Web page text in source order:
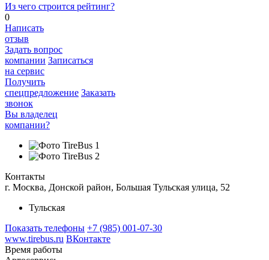
Из чего строится рейтинг?
0
Написать
отзыв
Задать вопрос
компании Записаться
на сервис
Получить
спецпредложение Заказать
звонок
Вы владелец
компании?
Контакты
г. Москва, Донской район, Большая Тульская улица, 52
Тульская
Показать телефоны +7 (985) 001-07-30
www.tirebus.ru ВКонтакте
Время работы